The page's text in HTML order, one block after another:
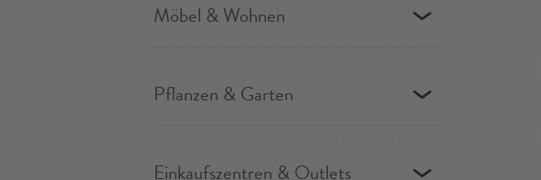
Möbel & Wohnen
Pflanzen & Garten
Einkaufszentren & Outlets